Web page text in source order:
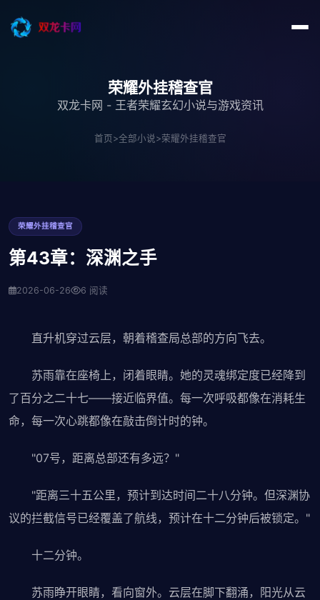
荣耀外挂稽查官
双龙卡网 - 王者荣耀玄幻小说与游戏资讯
首页>全部小说>荣耀外挂稽查官
荣耀外挂稽查官
第43章：深渊之手
2026-06-26 6 阅读
直升机穿过云层，朝着稽查局总部的方向飞去。
苏雨靠在座椅上，闭着眼睛。她的灵魂绑定度已经降到
了百分之二十七——接近临界值。每一次呼吸都像在消耗生
命，每一次心跳都像在敲击倒计时的钟。
"07号，距离总部还有多远？"
"距离三十五公里，预计到达时间二十八分钟。但深渊协
议的拦截信号已经覆盖了航线，预计在十二分钟后被锁定。"
十二分钟。
苏雨睁开眼睛，看向窗外。云层在脚下翻涌，阳光从云